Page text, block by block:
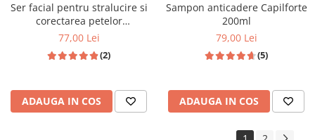
Ser facial pentru stralucire si
corectarea petelor
pigmentare 30ml
77,00 Lei
(2)
ADAUGA IN COS
Sampon anticadere Capilforte
200ml
79,00 Lei
(5)
ADAUGA IN COS